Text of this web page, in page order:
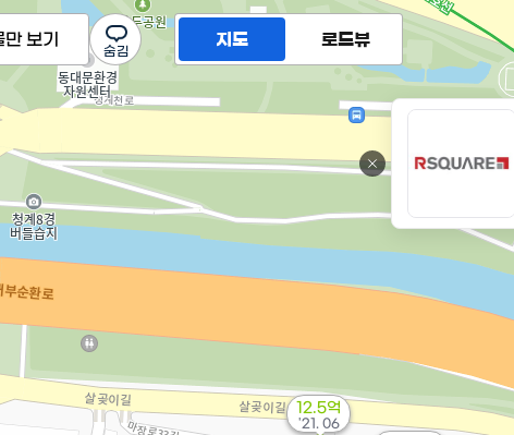
12.5억
'21. 06
지도 로드뷰
만 보기